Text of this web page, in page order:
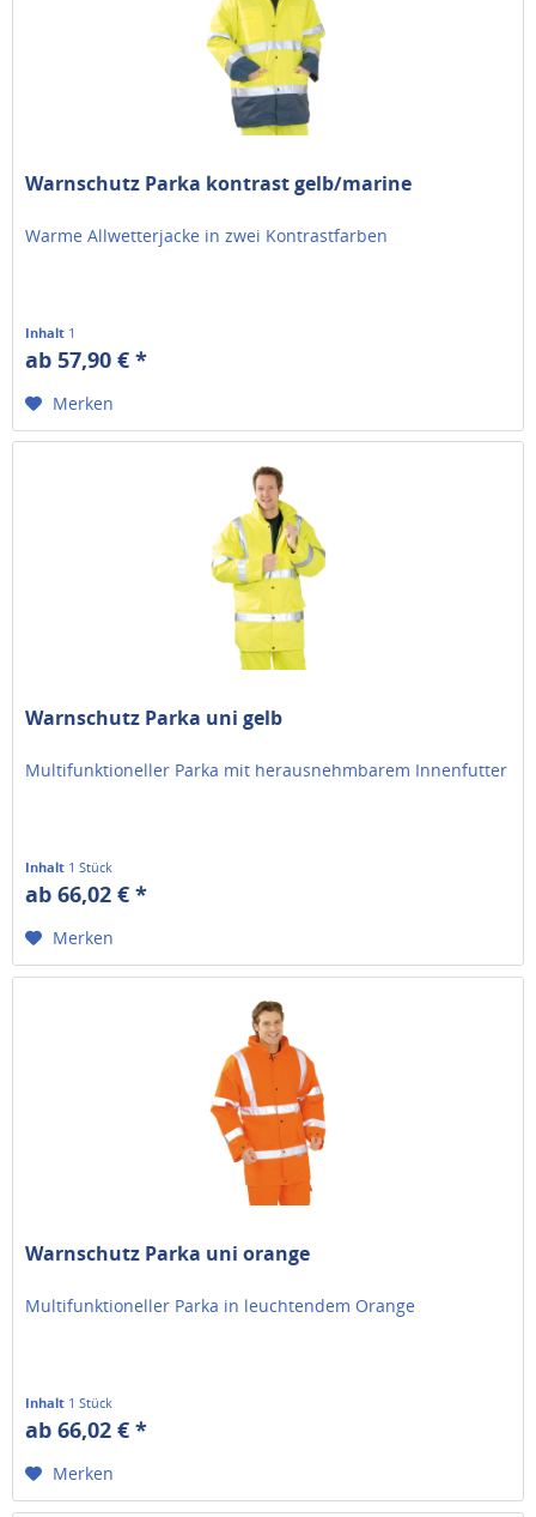
Warnschutz Parka kontrast gelb/marine
Warme Allwetterjacke in zwei Kontrastfarben
Inhalt 1
ab 57,90 € *
Merken
Warnschutz Parka uni gelb
Multifunktioneller Parka mit herausnehmbarem Innenfutter
Inhalt 1 Stück
ab 66,02 € *
Merken
Warnschutz Parka uni orange
Multifunktioneller Parka in leuchtendem Orange
Inhalt 1 Stück
ab 66,02 € *
Merken